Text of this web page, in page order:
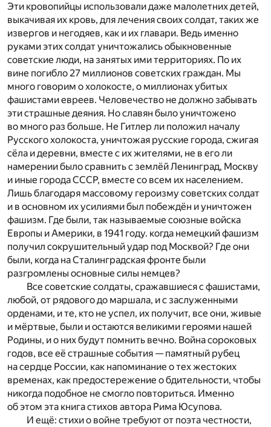
Эти кровопийцы использовали даже малолетних детей,
выкачивая их кровь, для лечения своих солдат, таких же
извергов и негодяев, как и их главари. Ведь именно
руками этих солдат уничтожались обыкновенные
советские люди, на занятых ими территориях. По их
вине погибло 27 миллионов советских граждан. Мы
много говорим о холокосте, о миллионах убитых
фашистами евреев. Человечество не должно забывать
эти страшные деяния. Но славян было уничтожено
во много раз больше. Не Гитлер ли положил началу
Русского холокоста, уничтожая русские города, сжигая
сёла и деревни, вместе с их жителями, не в его ли
намерении было сравнить с землёй Ленинград, Москву
и иные города СССР, вместе со всем их населением.
Лишь благодаря массовому героизму советских солдат
и в основном их усилиями был побеждён и уничтожен
фашизм. Где были, так называемые союзные войска
Европы и Америки, в 1941 году. когда немецкий фашизм
получил сокрушительный удар под Москвой? Где они
были, когда на Сталинградская фронте были
разгромлены основные силы немцев?
Все советские солдаты, сражавшиеся с фашистами,
любой, от рядового до маршала, и с заслуженными
орденами, и те, кто не успел, их получит, все они, живые
и мёртвые, были и остаются великими героями нашей
Родины, и о них будут помнить вечно. Война сороковых
годов, все её страшные события — памятный рубец
на сердце России, как напоминание о тех жестоких
временах, как предостережение о бдительности, чтобы
никогда подобное не смогло повториться. Именно
об этом эта книга стихов автора Рима Юсупова.
И ещё: стихи о войне требуют от поэта честности,